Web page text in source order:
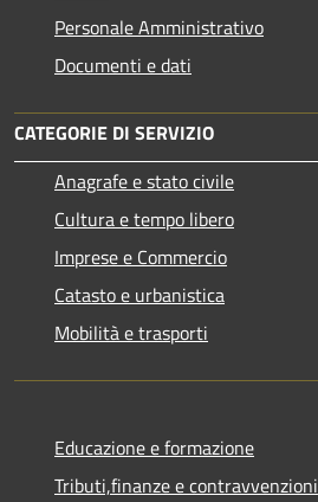
Personale Amministrativo
Documenti e dati
CATEGORIE DI SERVIZIO
Anagrafe e stato civile
Cultura e tempo libero
Imprese e Commercio
Catasto e urbanistica
Mobilità e trasporti
Educazione e formazione
Tributi,finanze e contravvenzioni